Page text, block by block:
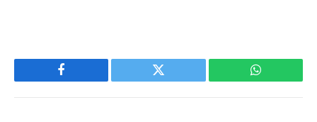
Facebook Twitter WhatsApp